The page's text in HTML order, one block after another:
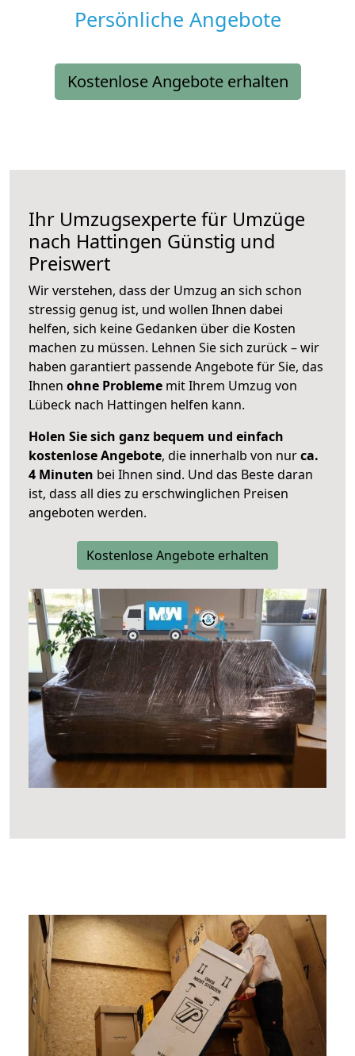
Persönliche Angebote
Kostenlose Angebote erhalten
Ihr Umzugsexperte für Umzüge
nach Hattingen Günstig und
Preiswert
Wir verstehen, dass der Umzug an sich schon
stressig genug ist, und wollen Ihnen dabei
helfen, sich keine Gedanken über die Kosten
machen zu müssen. Lehnen Sie sich zurück – wir
haben garantiert passende Angebote für Sie, das
Ihnen ohne Probleme mit Ihrem Umzug von
Lübeck nach Hattingen helfen kann.
Holen Sie sich ganz bequem und einfach
kostenlose Angebote, die innerhalb von nurca.
4 Minuten bei Ihnen sind. Und das Beste daran
ist, dass all dies zu erschwinglichen Preisen
angeboten werden.
Kostenlose Angebote erhalten